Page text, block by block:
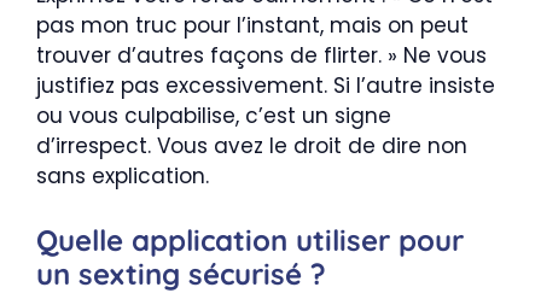
pas mon truc pour l’instant, mais on peut
trouver d’autres façons de flirter. » Ne vous
justifiez pas excessivement. Si l’autre insiste
ou vous culpabilise, c’est un signe
d’irrespect. Vous avez le droit de dire non
sans explication.
Quelle application utiliser pour
un sexting sécurisé ?